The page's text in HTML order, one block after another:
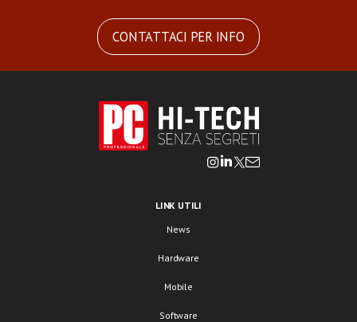
CONTATTACI PER INFO
LINK UTILI
News
Hardware
Mobile
Software